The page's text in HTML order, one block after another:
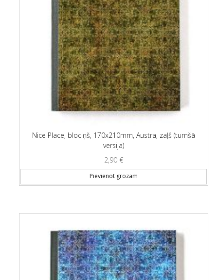
Nice Place, blociņš, 170x210mm, Austra, zaļš (tumšā
versija)
2,90 €
Pievienot grozam